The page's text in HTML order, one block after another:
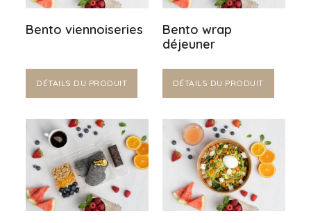
Bento viennoiseries
DÉTAILS DU PRODUIT
Bento wrap
déjeuner
DÉTAILS DU PRODUIT